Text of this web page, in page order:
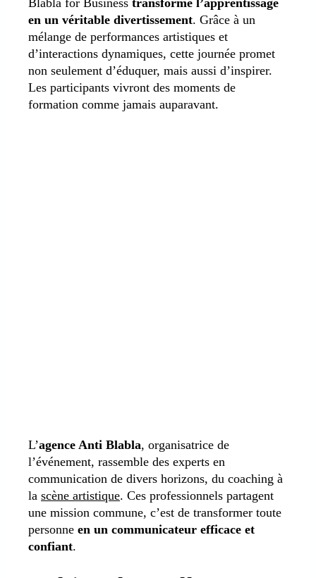
Blabla for Business transforme l’apprentissage
en un véritable divertissement. Grâce à un
mélange de performances artistiques et
d’interactions dynamiques, cette journée promet
non seulement d’éduquer, mais aussi d’inspirer.
Les participants vivront des moments de
formation comme jamais auparavant.
L’agence Anti Blabla, organisatrice de
l’événement, rassemble des experts en
communication de divers horizons, du coaching à
la scène artistique. Ces professionnels partagent
une mission commune, c’est de transformer toute
personne en un communicateur efficace et
confiant.